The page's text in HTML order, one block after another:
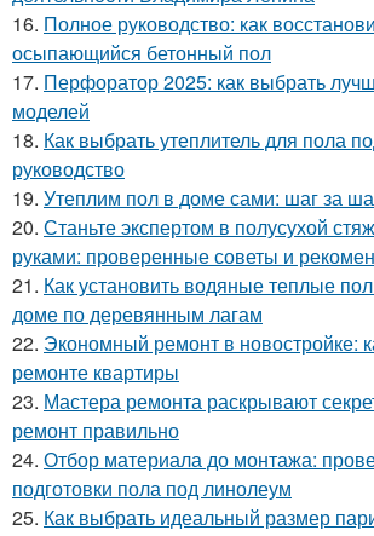
16. Полное руководство: как
осыпающийся бетонный пол
17. Перфоратор 2025: как выбрать
моделей
18. Как выбрать утеплитель для пола
руководство
19. Утеплим пол в доме сами: шаг за
20. Станьте экспертом в полусухой
руками: проверенные советы и
21. Как установить водяные теплые
доме по деревянным лагам
22. Экономный ремонт в новостройке:
ремонте квартиры
23. Мастера ремонта раскрывают
ремонт правильно
24. Отбор материала до монтажа:
подготовки пола под линолеум
25. Как выбрать идеальный размер